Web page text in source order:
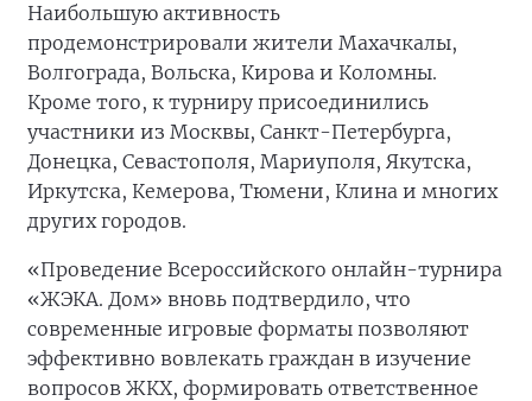
Наибольшую активность
продемонстрировали жители Махачкалы,
Волгограда, Вольска, Кирова и Коломны.
Кроме того, к турниру присоединились
участники из Москвы, Санкт-Петербурга,
Донецка, Севастополя, Мариуполя, Якутска,
Иркутска, Кемерова, Тюмени, Клина и многих
других городов.
«Проведение Всероссийского онлайн-турнира
«ЖЭКА. Дом» вновь подтвердило, что
современные игровые форматы позволяют
эффективно вовлекать граждан в изучение
вопросов ЖКХ, формировать ответственное